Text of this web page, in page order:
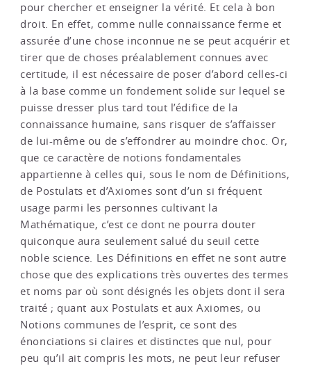
pour chercher et enseigner la vérité. Et cela à bon
droit. En effet, comme nulle connaissance ferme et
assurée d’une chose inconnue ne se peut acquérir et
tirer que de choses préalablement connues avec
certitude, il est nécessaire de poser d’abord celles-ci
à la base comme un fondement solide sur lequel se
puisse dresser plus tard tout l’édifice de la
connaissance humaine, sans risquer de s’affaisser
de lui-même ou de s’effondrer au moindre choc. Or,
que ce caractère de notions fondamentales
appartienne à celles qui, sous le nom de Définitions,
de Postulats et d’Axiomes sont d’un si fréquent
usage parmi les personnes cultivant la
Mathématique, c’est ce dont ne pourra douter
quiconque aura seulement salué du seuil cette
noble science. Les Définitions en effet ne sont autre
chose que des explications très ouvertes des termes
et noms par où sont désignés les objets dont il sera
traité ; quant aux Postulats et aux Axiomes, ou
Notions communes de l’esprit, ce sont des
énonciations si claires et distinctes que nul, pour
peu qu’il ait compris les mots, ne peut leur refuser